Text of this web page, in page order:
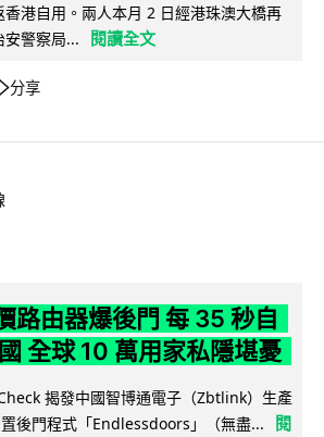
港自用。兩人本月 2 日經港珠澳大橋再
安警察局...
閱讀全文
分享
路由器爆後門 每 35 秒自
全球 10 萬用家私隱堪憂
揭發中國智博通電子（Zbtlink）生產
後門程式「Endlessdoors」（無盡...
閱